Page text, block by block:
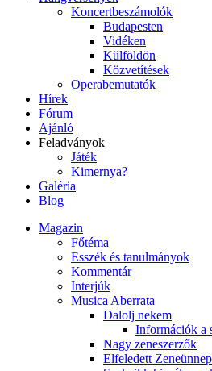
Koncertbeszámolók
Budapesten
Vidéken
Külföldön
Közvetítések
Operabemutatók
Hírek
Fórum
Ajánló
Feladványok
Játék
Kimernya?
Galéria
Blog
Magazin
Főtéma
Esszék és tanulmányok
Kommentár
Interjúk
Musica Aberrata
Dalolj nekem
Információk a
Nagy zeneszerzők
Elfeledett